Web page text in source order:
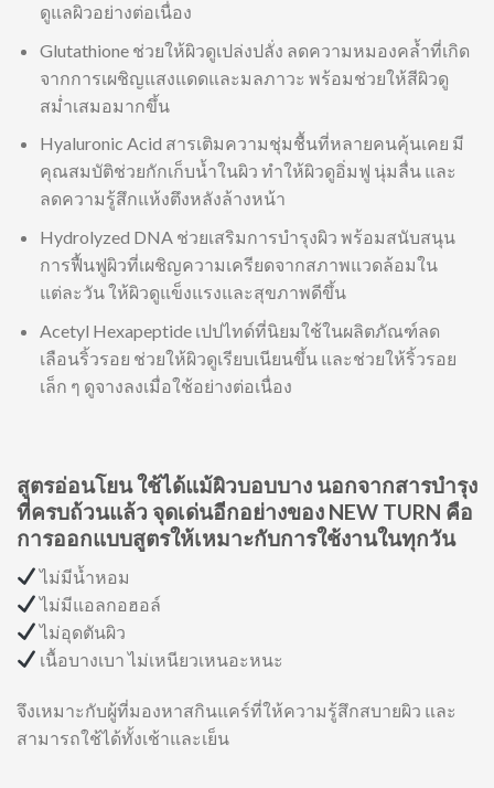
ดูแลผิวอย่างต่อเนื่อง
Glutathione ช่วยให้ผิวดูเปล่งปลั่ง ลดความหมองคล้ำที่เกิด
จากการเผชิญแสงแดดและมลภาวะ พร้อมช่วยให้สีผิวดู
สม่ำเสมอมากขึ้น
Hyaluronic Acid สารเติมความชุ่มชื้นที่หลายคนคุ้นเคย มี
คุณสมบัติช่วยกักเก็บน้ำในผิว ทำให้ผิวดูอิ่มฟู นุ่มลื่น และ
ลดความรู้สึกแห้งตึงหลังล้างหน้า
Hydrolyzed DNA ช่วยเสริมการบำรุงผิว พร้อมสนับสนุน
การฟื้นฟูผิวที่เผชิญความเครียดจากสภาพแวดล้อมใน
แต่ละวัน ให้ผิวดูแข็งแรงและสุขภาพดีขึ้น
Acetyl Hexapeptide เปปไทด์ที่นิยมใช้ในผลิตภัณฑ์ลด
เลือนริ้วรอย ช่วยให้ผิวดูเรียบเนียนขึ้น และช่วยให้ริ้วรอย
เล็ก ๆ ดูจางลงเมื่อใช้อย่างต่อเนื่อง
สูตรอ่อนโยน ใช้ได้แม้ผิวบอบบาง นอกจากสารบำรุง
ที่ครบถ้วนแล้ว จุดเด่นอีกอย่างของ NEW TURN คือ
การออกแบบสูตรให้เหมาะกับการใช้งานในทุกวัน
ไม่มีน้ำหอม
ไม่มีแอลกอฮอล์
ไม่อุดตันผิว
เนื้อบางเบา ไม่เหนียวเหนอะหนะ
จึงเหมาะกับผู้ที่มองหาสกินแคร์ที่ให้ความรู้สึกสบายผิว และ
สามารถใช้ได้ทั้งเช้าและเย็น